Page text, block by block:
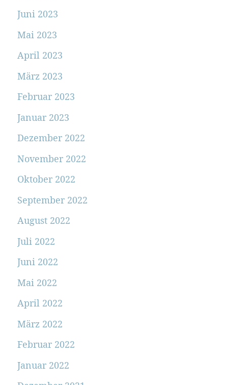
Juni 2023
Mai 2023
April 2023
März 2023
Februar 2023
Januar 2023
Dezember 2022
November 2022
Oktober 2022
September 2022
August 2022
Juli 2022
Juni 2022
Mai 2022
April 2022
März 2022
Februar 2022
Januar 2022